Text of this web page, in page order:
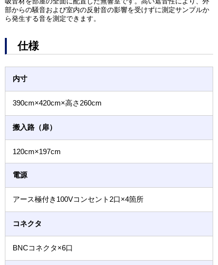
部からの騒音および室内の反射音の影響を受けずに測定サンプルか
ら発生する音を測定できます。
仕様
内⼨
390cm×420cm×⾼さ260cm
搬入路（扉）
120cm×197cm
電源
アース極付き100Vコンセント2口×4箇所
コネクタ
BNCコネクタ×6口